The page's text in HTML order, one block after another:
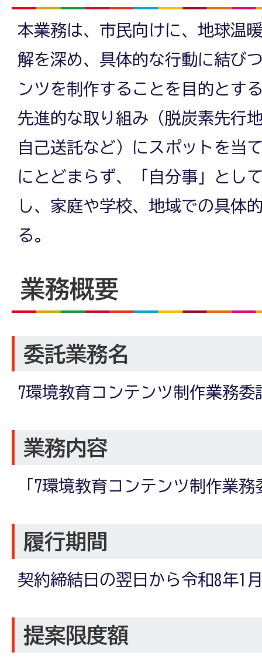
本業務は、市民向けに、地球温
解を深め、具体的な行動に結び
ンツを制作することを目的とす
先進的な取り組み（脱炭素先行
自己送託など）にスポットを当
にとどまらず、「自分事」とし
し、家庭や学校、地域での具体
る。
業務概要
委託業務名
7環境教育コンテンツ制作業務委
業務内容
「7環境教育コンテンツ制作業
履行期間
契約締結日の翌日から令和8年1
提案限度額